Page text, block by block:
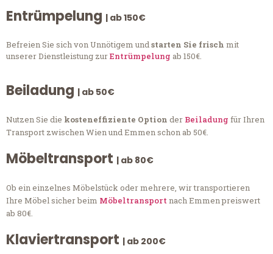
Entrümpelung | ab 150€
Befreien Sie sich von Unnötigem undstarten Sie frisch mit
unserer Dienstleistung zurEntrümpelung ab 150€.
Beiladung | ab 50€
Nutzen Sie die kosteneffiziente Option der Beiladung für Ihren
Transport zwischen Wien und Emmen schon ab 50€.
Möbeltransport | ab 80€
Ob ein einzelnes Möbelstück oder mehrere, wir transportieren
Ihre Möbel sicher beim Möbeltransportnach Emmen preiswert
ab 80€.
Klaviertransport | ab 200€